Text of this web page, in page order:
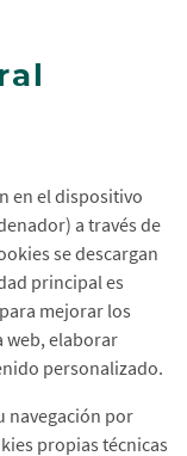
en el dispositivo
a través de
se descargan
principal es
mejorar los
web, elaborar
personalizado.
navegación por
propias técnicas